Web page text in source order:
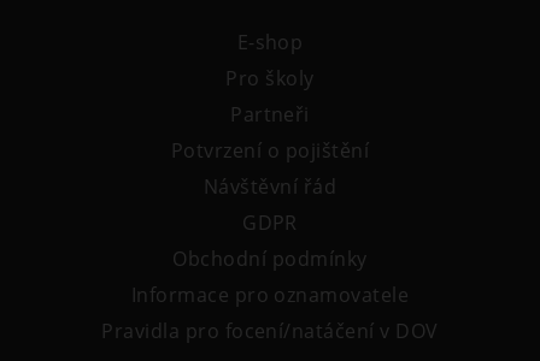
E-shop
Pro školy
Partneři
Potvrzení o pojištění
Návštěvní řád
GDPR
Obchodní podmínky
Informace pro oznamovatele
Pravidla pro focení/natáčení v DOV